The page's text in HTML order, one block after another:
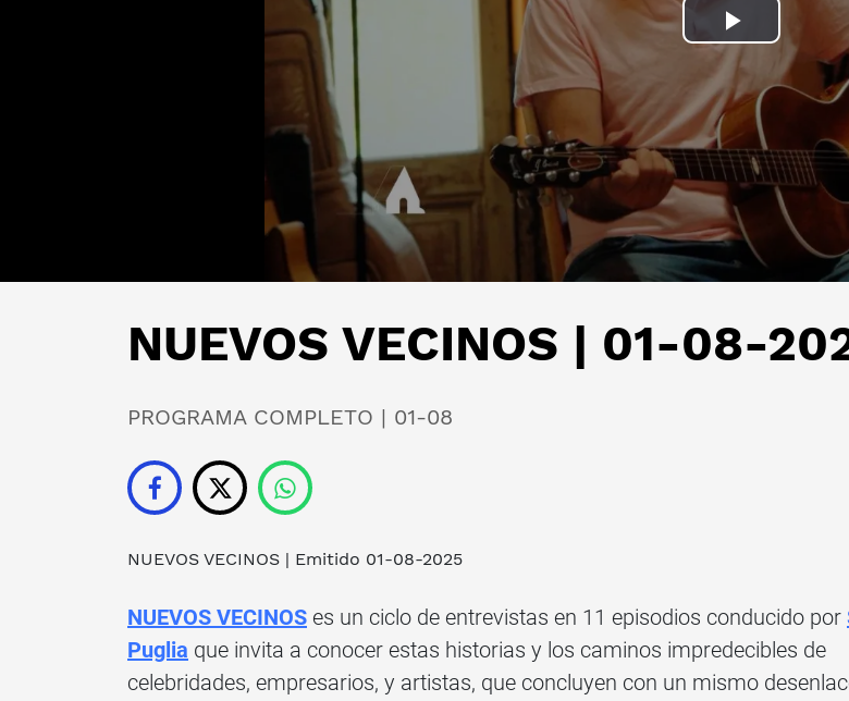
Play
Video
NUEVOS VECINOS | 01-08-
PROGRAMA COMPLETO | 01-08
NUEVOS VECINOS | Emitido 01-08-2025
NUEVOS VECINOS es un ciclo de entrevistas en 11 episodios conducido por
Puglia que invita a conocer estas historias y los caminos impredecibles de
celebridades, empresarios, y artistas, que concluyen con un mismo